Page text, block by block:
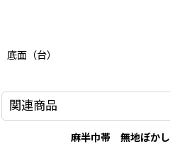
底面（台）
関連商品
麻半巾帯 無地ぼかし